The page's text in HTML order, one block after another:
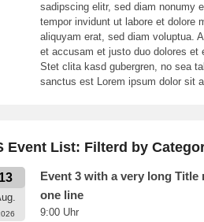
sadipscing elitr, sed diam nonumy
tempor invidunt ut labore et dolore
aliquyam erat, sed diam voluptua.
et accusam et justo duo dolores et
Stet clita kasd gubergren, no sea
sanctus est Lorem ipsum dolor sit
Event List: Filterd by
13
Event 3 with a very long Title
one line
9:00 Uhr